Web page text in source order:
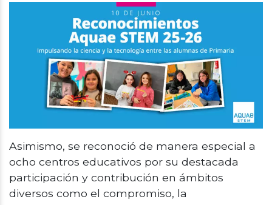
Asimismo, se reconoció de manera especial a
ocho centros educativos por su destacada
participación y contribución en ámbitos
diversos como el compromiso, la